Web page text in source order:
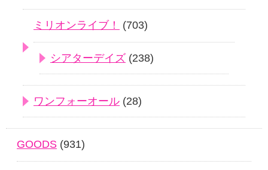
ミリオンライブ！ (703)
シアターデイズ (238)
ワンフォーオール (28)
GOODS (931)